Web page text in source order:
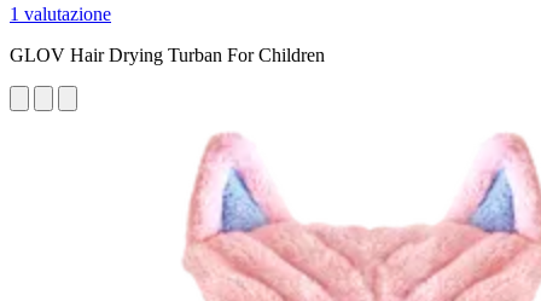
1 valutazione
GLOV Hair Drying Turban For Children